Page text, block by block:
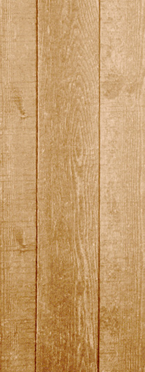
polizei_partner